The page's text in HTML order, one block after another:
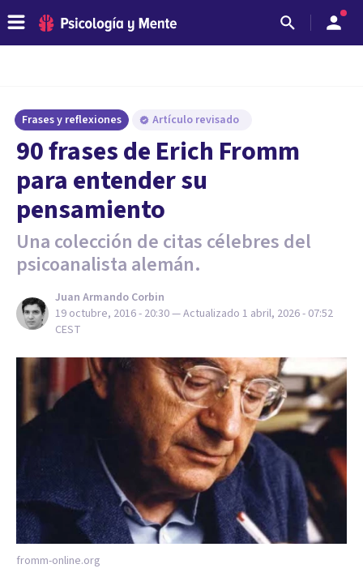
Frases y reflexiones Artículo revisado
90 frases de Erich Fromm
para entender su
pensamiento
Una colección de citas célebres del
psicoanalista alemán.
Juan Armando Corbin
19 octubre, 2016 - 20:30— Actualizado 1 abril, 2026 - 07:52
CEST
fromm-online.org